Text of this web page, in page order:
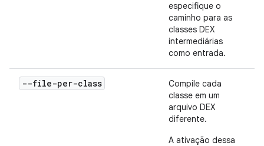
especifique o
caminho para as
classes DEX
intermediárias
como entrada.
--file-per-class
Compile cada
classe em um
arquivo DEX
diferente.
A ativação dessa